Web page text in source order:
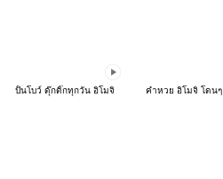
ปั้นโบว์ ดุ๊กดิ๊กทุกวัน อิโมจิ คำหวย อิโมจิ โดนๆ